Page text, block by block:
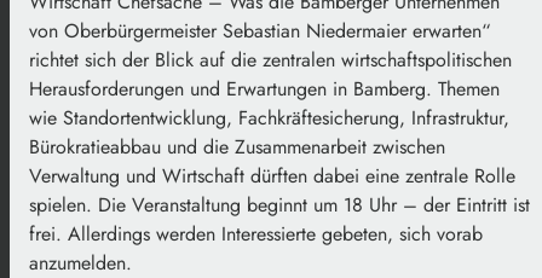
von Oberbürgermeister Sebastian Niedermaier erwarten“
richtet sich der Blick auf die zentralen wirtschaftspolitischen
Herausforderungen und Erwartungen in Bamberg. Themen
wie Standortentwicklung, Fachkräftesicherung, Infrastruktur,
Bürokratieabbau und die Zusammenarbeit zwischen
Verwaltung und Wirtschaft dürften dabei eine zentrale Rolle
spielen. Die Veranstaltung beginnt um 18 Uhr – der Eintritt ist
frei. Allerdings werden Interessierte gebeten, sich vorab
anzumelden.